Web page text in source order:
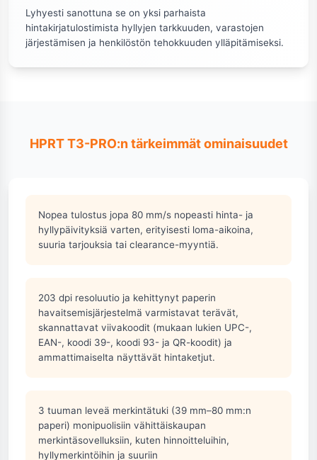
Lyhyesti sanottuna se on yksi parhaista
hintakirjatulostimista hyllyjen tarkkuuden, varastojen
järjestämisen ja henkilöstön tehokkuuden ylläpitämiseksi.
HPRT T3-PRO:n tärkeimmät ominaisuudet
Nopea tulostus jopa 80 mm/s nopeasti hinta- ja
hyllypäivityksiä varten, erityisesti loma-aikoina,
suuria tarjouksia tai clearance-myyntiä.
203 dpi resoluutio ja kehittynyt paperin
havaitsemisjärjestelmä varmistavat terävät,
skannattavat viivakoodit (mukaan lukien UPC-,
EAN-, koodi 39-, koodi 93- ja QR-koodit) ja
ammattimaiselta näyttävät hintaketjut.
3 tuuman leveä merkintätuki (39 mm–80 mm:n
paperi) monipuolisiin vähittäiskaupan
merkintäsovelluksiin, kuten hinnoitteluihin,
hyllymerkintöihin ja suuriin